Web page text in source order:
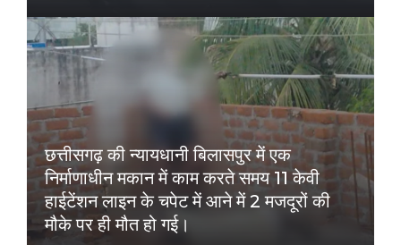
छत्तीसगढ़ की न्यायधानी बिलासपुर में एक
निर्माणाधीन मकान में काम करते समय 11 केवी
हाईटेंशन लाइन के चपेट में आने में 2 मजदूरों की
मौके पर ही मौत हो गई।